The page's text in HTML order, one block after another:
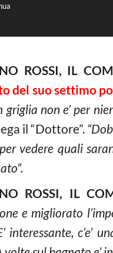
ROSSI, IL
del suo settimo
griglia non e’ per
il “Dottore”.
vedere quali
ROSSI, IL
e migliorato
interessante, c’e’